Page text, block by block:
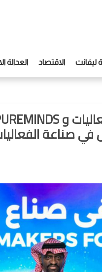
ليفانت الاقتصاد العدالة
صناعة